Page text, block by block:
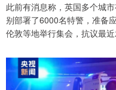
此前有消息称，英国多个城
别部署了6000名特警，准备
伦敦等地举行集会，抗议最近